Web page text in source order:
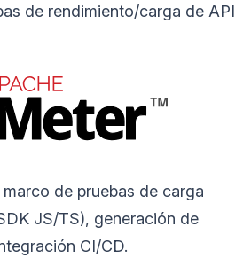
de rendimiento/carga de API
de pruebas de carga
JS/TS), generación de
CI/CD.